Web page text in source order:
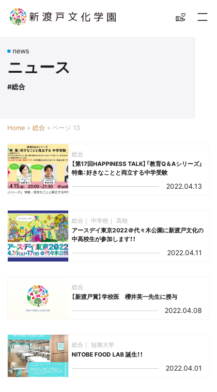
news
ニュース
#総合
Home » 総合 » ページ 13
総合
【第17回HAPPINESS TALK】「教育Q＆Aシリーズ」
特集：好きなことと両立する中学受験
2022.04.13
総合 中学校
高校
アースデイ東京2022＠代々木公園に新渡戸文化の
中高校生が参加します！！
2022.04.11
総合
【新渡戸賞】学校医 櫻井英一先生に授与
2022.04.08
総合
短期大学
NITOBE FOOD LAB 誕生！！
2022.04.01